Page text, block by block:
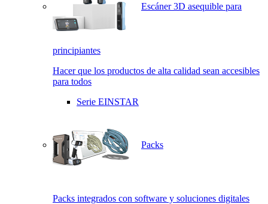
Escáner 3D asequible para
principiantes
Hacer que los productos de alta calidad sean accesibles
para todos
Serie EINSTAR
Packs
Packs integrados con software y soluciones digitales